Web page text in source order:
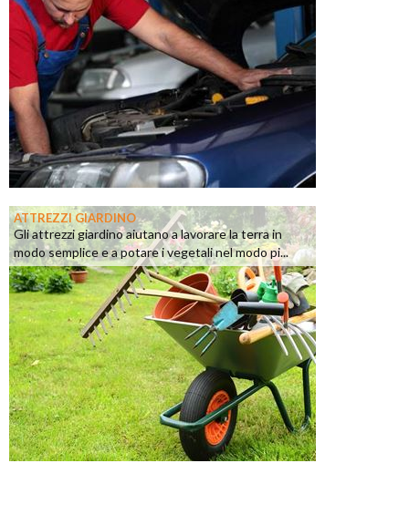
ATTREZZI GIARDINO
Gli attrezzi giardino aiutano a lavorare la terra in
modo semplice e a potare i vegetali nel modo pi...